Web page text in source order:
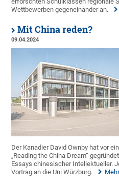
Wettbewerben gegeneinander an.
Mit China reden?
09.04.2024
Der Kanadier David Ownby hat vor
„Reading the China Dream“
Essays chinesischer Intellektueller.
Vortrag an die Uni Würzburg.
Mehr